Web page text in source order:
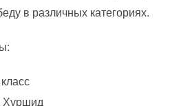
в различных категориях.
Хуршид